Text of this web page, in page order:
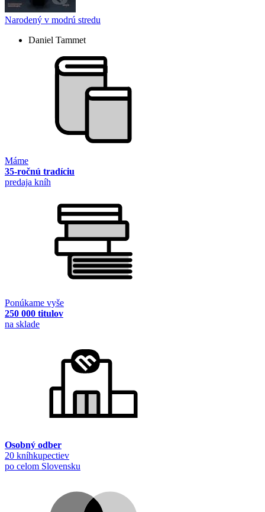
Narodený v modrú stredu
Daniel Tammet
Máme
35-ročnú tradíciu
predaja kníh
Ponúkame vyše
250 000 titulov
na sklade
Osobný odber
20 kníhkupectiev
po celom Slovensku